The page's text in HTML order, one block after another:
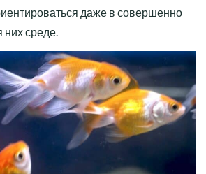
даже в совершенно
них среде.